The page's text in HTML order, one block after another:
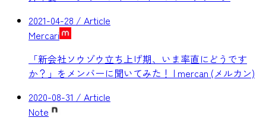
2021-04-28 / Article
Mercari
「新会社ソウゾウ立ち上げ期、いま率直にどうです
か？」をメンバーに聞いてみた！ | mercan (メルカン)
2020-08-31 / Article
Note